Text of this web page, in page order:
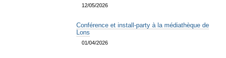
12/05/2026
Conférence et install-party à la médiathèque de
Lons
01/04/2026